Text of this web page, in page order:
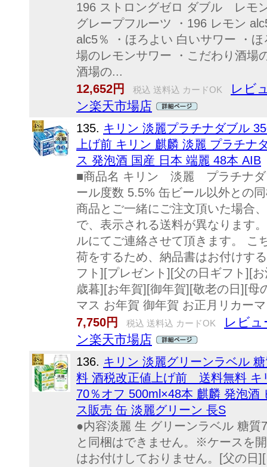
196 ストロングゼロ ダブル レモ
グレープフルーツ ・196 レモン
alc5％ ・ほろよい 白いサワー ・
場のレモンサワー ・こだわり酒場
酒場の...
12,652円
税込 送料込 カードOK
レビ
ン楽天市場店
135. キリン 淡麗プラチナダブル
上げ前 キリン 麒麟 淡麗 プラチナ
ス 発泡酒 国産 日本 端麗 48本 AIB
■商品名 キリン 淡麗 プラチナダ
ール度数 5.5% 缶ビール以外との
商品とご一緒にご注文頂いた場合
で、表示される送料が異なります
ルにてご連絡させて頂きます。 こ
荷をするため、納品書はお付けす
フト][プレゼント][父の日ギフト][
歳暮][お年賀][御年賀][敬老の日][母
マス お年賀 御年賀 お正月リカー
7,750円
税込 送料込 カードOK
レビュ
ン楽天市場店
136. キリン 淡麗グリーンラベル
料 酒税改正値上げ前 送料無料 キ
70％オフ 500ml×48本 麒麟 発泡酒
ス販売 缶 淡麗グリーン 長S
●内容淡麗 生 グリーンラベル 糖
と同梱はできません。※ケースを
はお付けしておりません。[父の日